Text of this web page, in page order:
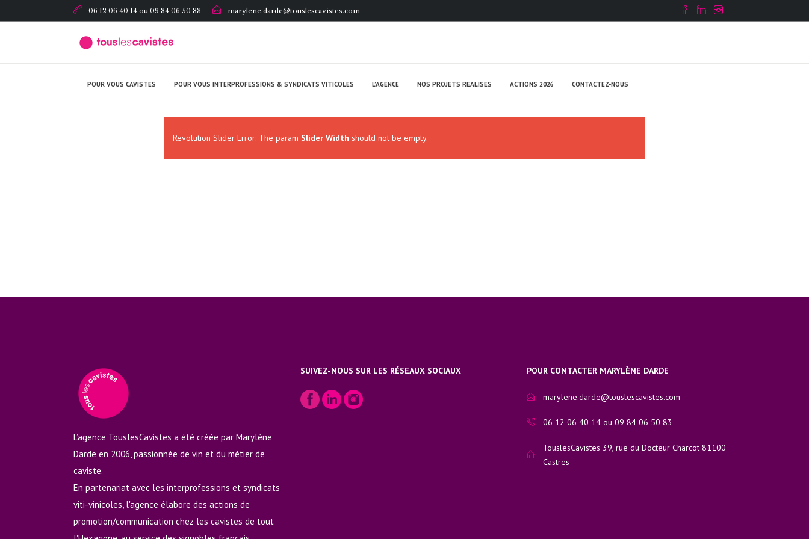
06 12 06 40 14 ou 09 84 06 50 83 marylene.darde@touslescavistes.com
POUR VOUS CAVISTES POUR VOUS INTERPROFESSIONS & SYNDICATS VITICOLES L’AGENCE NOS PROJETS RÉALISÉS ACTIONS 2026 CONTACTEZ-NOUS
Revolution Slider Error: The param Slider Width should not be empty.
L’agence TouslesCavistes a été créée par Marylène
Darde en 2006, passionnée de vin et du métier de
caviste.
En partenariat avec les interprofessions et syndicats
viti-vinicoles, l'agence élabore des actions de
promotion/communication chez les cavistes de tout
SUIVEZ-NOUS SUR LES RÉSEAUX SOCIAUX POUR CONTACTER MARYLÈNE DARDE
marylene.darde@touslescavistes.com
06 12 06 40 14 ou 09 84 06 50 83
TouslesCavistes 39, rue du Docteur Charcot 81100
Castres